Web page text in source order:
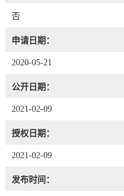
否
申请日期：
2020-05-21
公开日期：
2021-02-09
授权日期：
2021-02-09
发布时间：